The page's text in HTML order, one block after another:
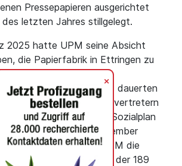
+
Pressepapieren ausgerichtet
des letzten Jahres stillgelegt.
2025 hatte UPM seine Absicht
die Papierfabrik in Ettringen zu
Kapazitäten an die
anzupassen. Allerdings dauerten
mit den Arbeitnehmervertretern
und einen Sozialplan
Verhandlungen im Dezember
wurden, konnte UPM die
des Standorts, von der 189